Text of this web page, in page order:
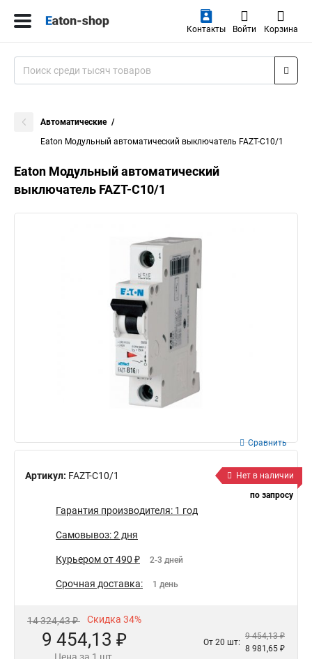
Контакты Войти Корзина
Автоматические
Eaton Модульный автоматический выключатель FAZT-C10/1
Eaton Модульный автоматический
выключатель FAZT-C10/1
Артикул: FAZT-C10/1
Сравнить
Нет в наличии
по запросу
Гарантия производителя: 1 год
Самовывоз: 2 дня
Курьером от 490 ₽ 2-3 дней
Срочная доставка: 1 день
14 324,43 ₽ Скидка 34%
9 454,13 ₽ От 20 шт:
9 454,13 ₽
8 981,65 ₽